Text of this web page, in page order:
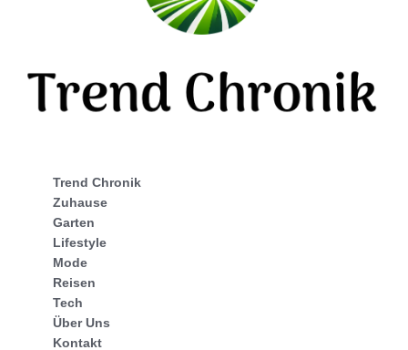
Trend Chronik
Zuhause
Garten
Lifestyle
Mode
Reisen
Tech
Über Uns
Kontakt